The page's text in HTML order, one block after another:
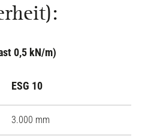
0,5 kN/m)
ESG 10
3.000 mm